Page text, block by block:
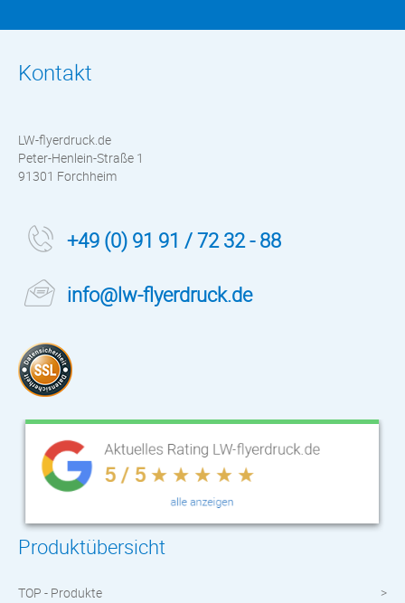
Kontakt
LW-flyerdruck.de
Peter-Henlein-Straße 1
91301 Forchheim
+49 (0) 91 91 / 72 32 - 88
info@lw-flyerdruck.de
Produktübersicht
TOP - Produkte